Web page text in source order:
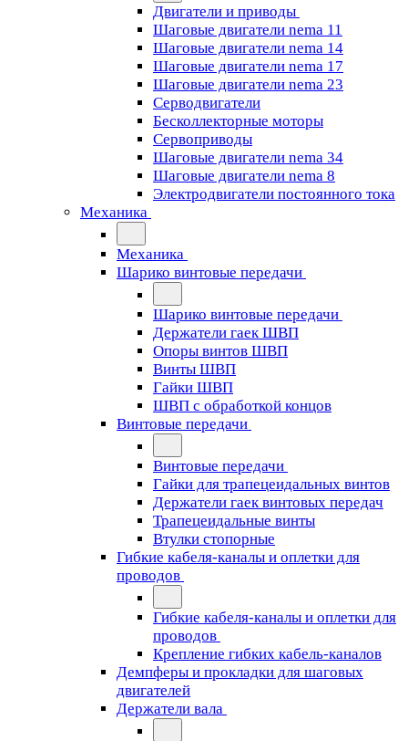
Двигатели и приводы
Шаговые двигатели nema 11
Шаговые двигатели nema 14
Шаговые двигатели nema 17
Шаговые двигатели nema 23
Cерводвигатели
Бесколлекторные моторы
Сервоприводы
Шаговые двигатели nema 34
Шаговые двигатели nema 8
Электродвигатели постоянного тока
Механика
Механика
Шарико винтовые передачи
Шарико винтовые передачи
Держатели гаек ШВП
Опоры винтов ШВП
Винты ШВП
Гайки ШВП
ШВП с обработкой концов
Винтовые передачи
Винтовые передачи
Гайки для трапецеидальных винтов
Держатели гаек винтовых передач
Трапецеидальные винты
Втулки стопорные
Гибкие кабеля-каналы и оплетки для
проводов
Гибкие кабеля-каналы и оплетки для
проводов
Крепление гибких кабель-каналов
Демпферы и прокладки для шаговых
двигателей
Держатели вала